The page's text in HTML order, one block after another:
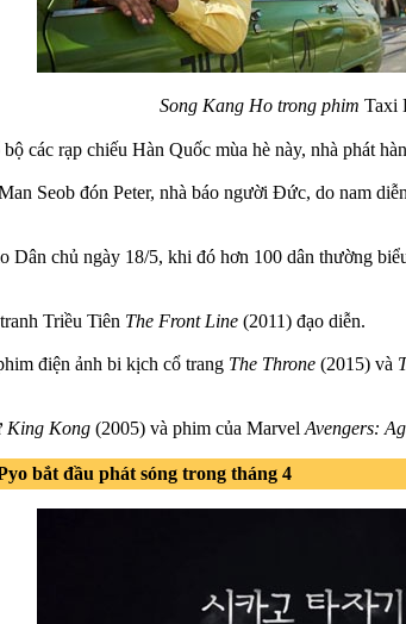
Song Kang Ho trong phim Taxi
các rạp chiếu Hàn Quốc mùa hè này, nhà phát
Seob đón Peter, nhà báo người Đức, do nam
Dân chủ ngày 18/5, khi đó hơn 100 dân thường
Triều Tiên The Front Line (2011) đạo diễn.
điện ảnh bi kịch cổ trang The Throne (2015) và
King Kong (2005) và phim của Marvel Avengers:
bắt đầu phát sóng trong tháng 4